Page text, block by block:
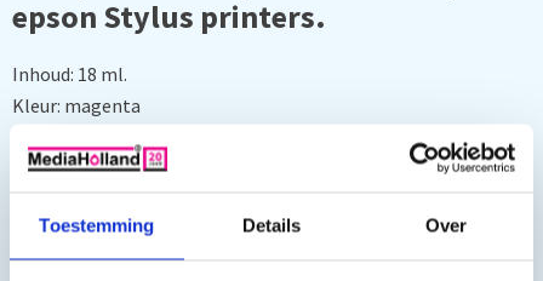
Toestemming Details Over
epson Stylus printers.
Inhoud: 18 ml.
Kleur: magenta
Geschikt voor:
Stylus C64; Stylus C64 Photo; Stylus C84N; Stylus C84WN;
Stylus C84; Stylus C84 Photo; Stylus C86; Stylus Cx4600;